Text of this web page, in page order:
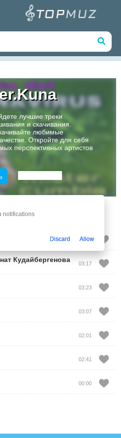
лучшие треки
и скачивания.
любимые
Откройте для себя
перспективных артистов
03:03
Кудайбергенова
03:17
03:23
03:07
02:01
02:41
00:00
notifications
Discard Allow